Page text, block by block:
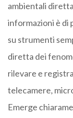
ambientali
informazioni è di
su strumenti
diretta dei
rilevare e
telecamere,
Emerge